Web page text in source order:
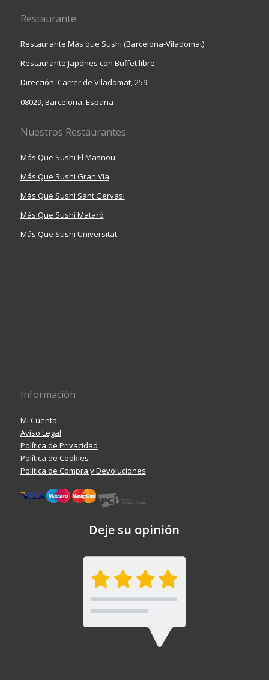
Restaurante:
Restaurante Más que Sushi (Barcelona-Viladomat)
Restaurante Japónes con Buffet libre.
Dirección: Carrer de Viladomat, 259
08029, Barcelona, España
Nuestros Restaurantes:
Más Que Sushi El Masnou
Más Que Sushi Gran Via
Más Que Sushi Sant Gervasi
Más Que Sushi Mataró
Más Que Sushi Universitat
Información
Mi Cuenta
Aviso Legal
Política de Privacidad
Política de Cookies
Política de Compra y Devoluciones
Deje su opinión